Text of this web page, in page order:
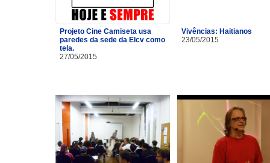
Projeto Cine Camiseta usa
paredes da sede da Elcv como
tela.
27/05/2015
Vivências: Haitianos
23/05/2015